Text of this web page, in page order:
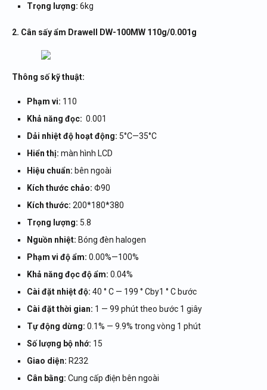
Trọng lượng: 6kg
2. Cân sấy ẩm Drawell DW-100MW 110g/0.001g
Thông số kỹ thuật:
Phạm vi: 110
Khả năng đọc: 0.001
Dải nhiệt độ hoạt động: 5°C—35°C
Hiển thị: màn hình LCD
Hiệu chuẩn: bên ngoài
Kích thước chảo: Φ90
Kích thước: 200*180*380
Trọng lượng: 5.8
Nguồn nhiệt: Bóng đèn halogen
Phạm vi độ ẩm: 0.00%—100%
Khả năng đọc độ ẩm: 0.04%
Cài đặt nhiệt độ: 40 ° C — 199 ° Cby1 ° C bước
Cài đặt thời gian: 1 — 99 phút theo bước 1 giây
Tự động dừng: 0.1% — 9.9% trong vòng 1 phút
Số lượng bộ nhớ: 15
Giao diện: R232
Cân bằng: Cung cấp điện bên ngoài